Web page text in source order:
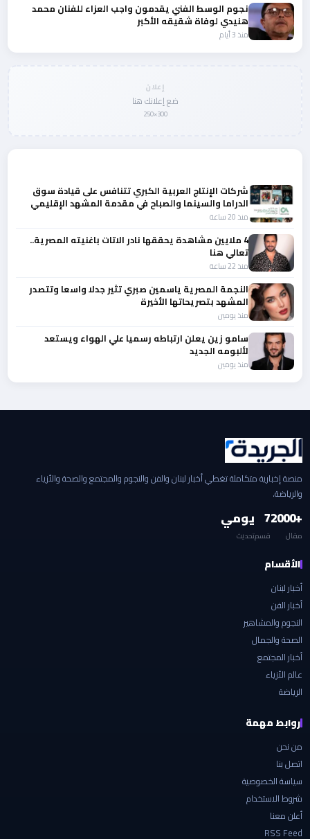
نجوم الوسط الفني يقدمون واجب العزاء للفنان محمد
هنيدي لوفاة شقيقه الأكبر
منذ 3 أيام
إعلان
ضع إعلانك هنا
300×250
شركات الإنتاج العربية الكبري تتنافس على قيادة سوق
الدراما والسينما والصباح في مقدمة المشهد الإقليمي
منذ 20 ساعة
4 ملايين مشاهدة يحققها نادر الاتات باغنيته المصرية..
تعالي هنا
منذ 22 ساعة
النجمة المصرية ياسمين صبري تثير جدلا واسعا وتتصدر
المشهد بتصريحاتها الأخيرة
منذ يومين
سامو زين يعلن ارتباطه رسميا علي الهواء ويستعد
لألبومه الجديد
منذ يومين
منصة إخبارية متكاملة تغطي أخبار لبنان والفن والنجوم والمجتمع والصحة والأزياء
والرياضة.
+2000
مقال
7
قسم
يومي
تحديث
الأقسام
أخبار لبنان
أخبار الفن
النجوم والمشاهير
الصحة والجمال
أخبار المجتمع
عالم الأزياء
الرياضة
روابط مهمة
من نحن
اتصل بنا
سياسة الخصوصية
شروط الاستخدام
أعلن معنا
RSS Feed